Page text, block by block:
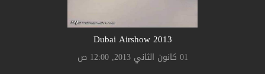
2013 Dubai Airshow
01 كانون الثاني 2013, 12:00 ص